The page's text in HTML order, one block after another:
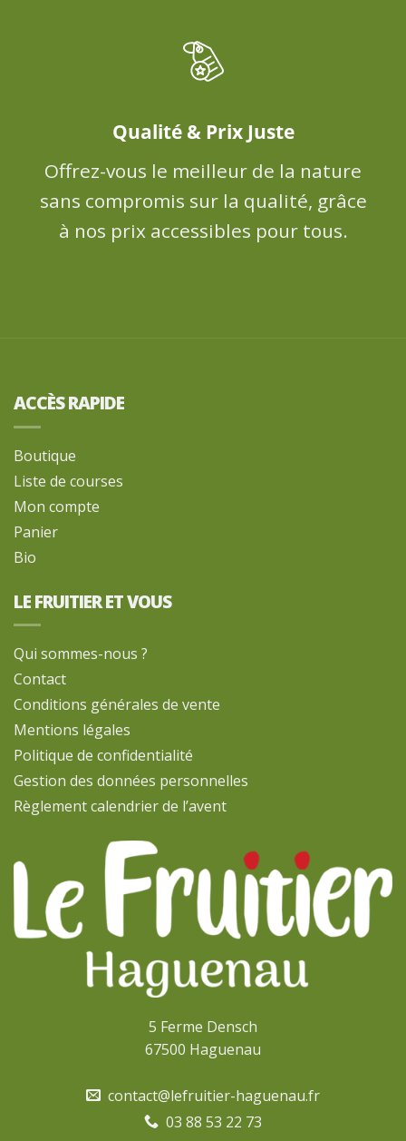
Qualité & Prix Juste
Offrez-vous le meilleur de la nature
sans compromis sur la qualité, grâce
à nos prix accessibles pour tous.
ACCÈS RAPIDE
Boutique
Liste de courses
Mon compte
Panier
Bio
LE FRUITIER ET VOUS
Qui sommes-nous ?
Contact
Conditions générales de vente
Mentions légales
Politique de confidentialité
Gestion des données personnelles
Règlement calendrier de l’avent
5 Ferme Densch
67500 Haguenau
contact@lefruitier-haguenau.fr
03 88 53 22 73